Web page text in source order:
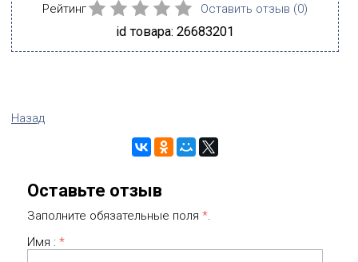
Рейтинг
Оставить отзыв (0)
id товара: 26683201
Назад
Оставьте отзыв
Заполните обязательные поля *.
Имя : *